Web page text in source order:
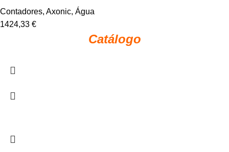
Contadores, Axonic, Água
1424,33 €
Catálogo